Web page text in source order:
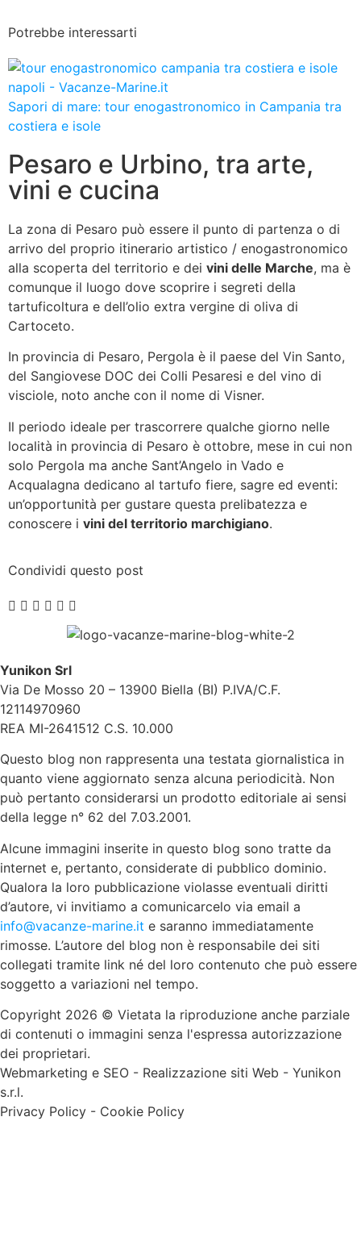
Potrebbe interessarti
Sapori di mare: tour enogastronomico in Campania tra
costiera e isole
Pesaro e Urbino, tra arte,
vini e cucina
La zona di Pesaro può essere il punto di partenza o di
arrivo del proprio itinerario artistico / enogastronomico
alla scoperta del territorio e dei vini delle Marche, ma è
comunque il luogo dove scoprire i segreti della
tartuficoltura e dell’olio extra vergine di oliva di
Cartoceto.
In provincia di Pesaro, Pergola è il paese del Vin Santo,
del Sangiovese DOC dei Colli Pesaresi e del vino di
visciole, noto anche con il nome di Visner.
Il periodo ideale per trascorrere qualche giorno nelle
località in provincia di Pesaro è ottobre, mese in cui non
solo Pergola ma anche Sant’Angelo in Vado e
Acqualagna dedicano al tartufo fiere, sagre ed eventi:
un’opportunità per gustare questa prelibatezza e
conoscere i vini del territorio marchigiano.
Condividi questo post
Yunikon Srl
Via De Mosso 20 – 13900 Biella (BI) P.IVA/C.F.
12114970960
REA MI-2641512 C.S. 10.000
Questo blog non rappresenta una testata giornalistica in
quanto viene aggiornato senza alcuna periodicità. Non
può pertanto considerarsi un prodotto editoriale ai sensi
della legge n° 62 del 7.03.2001.
Alcune immagini inserite in questo blog sono tratte da
internet e, pertanto, considerate di pubblico dominio.
Qualora la loro pubblicazione violasse eventuali diritti
d’autore, vi invitiamo a comunicarcelo via email a
info@vacanze-marine.it e saranno immediatamente
rimosse. L’autore del blog non è responsabile dei siti
collegati tramite link né del loro contenuto che può essere
soggetto a variazioni nel tempo.
Copyright 2026 © Vietata la riproduzione anche parziale
di contenuti o immagini senza l'espressa autorizzazione
dei proprietari.
Webmarketing e SEO - Realizzazione siti Web - Yunikon
s.r.l.
Privacy Policy - Cookie Policy